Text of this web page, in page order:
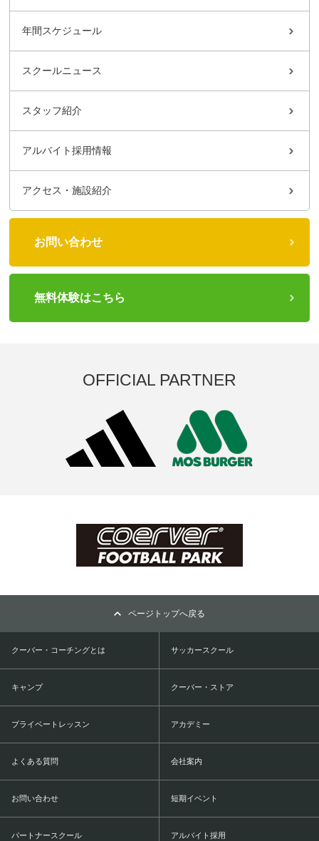
年間スケジュール
スクールニュース
スタッフ紹介
アルバイト採用情報
アクセス・施設紹介
お問い合わせ
無料体験はこちら
OFFICIAL PARTNER
ページトップへ戻る
クーバー・コーチングとは サッカースクール
キャンプ クーバー・ストア
プライベートレッスン アカデミー
よくある質問 会社案内
お問い合わせ 短期イベント
パートナースクール アルバイト採用